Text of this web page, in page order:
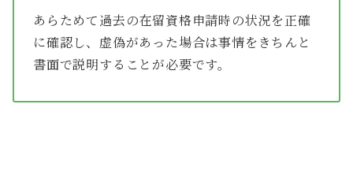
あらためて過去の在留資格申請時の状況を正確
に確認し、虚偽があった場合は事情をきちんと
書面で説明することが必要です。